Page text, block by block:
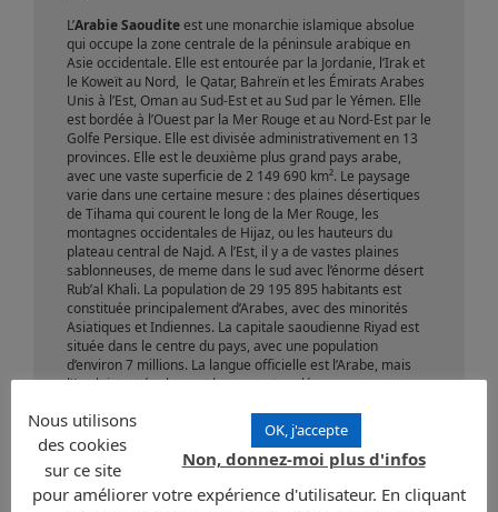
L’Arabie Saouditeest une monarchie islamique absolue
qui occupe la zone centrale de la péninsule arabique en
Asie occidentale. Elle est entourée par la Jordanie, l’Irak et
le Koweït au Nord, le Qatar, Bahreïn et les Émirats Arabes
Unis à l’Est, Oman au Sud-Est et au Sud par le Yémen. Elle
est bordée à l’Ouest par la Mer Rouge et au Nord-Est par le
Golfe Persique. Elle est divisée administrativement en 13
provinces. Elle est le deuxième plus grand pays arabe,
avec une vaste superficie de 2 149 690 km². Le paysage
varie dans une certaine mesure : des plaines désertiques
de Tihama qui courent le long de la Mer Rouge, les
montagnes occidentales de Hijaz, ou les hauteurs du
plateau central de Najd. A l’Est, il y a de vastes plaines
sablonneuses, de meme dans le sud avec l’énorme désert
Rub’al Khali. La population de 29 195 895 habitants est
constituée principalement d’Arabes, avec des minorités
Asiatiques et Indiennes. La capitale saoudienne Riyad est
située dans le centre du pays, avec une population
d’environ 7 millions. La langue officielle est l’Arabe, mais
l’Anglais est également largement parlé.
Envoyer une demandeOK, j'accepte
Non, donnez-moi plus d'infos
Nous utilisons
des cookies
sur ce site
pour améliorer votre expérience d'utilisateur. En cliquant